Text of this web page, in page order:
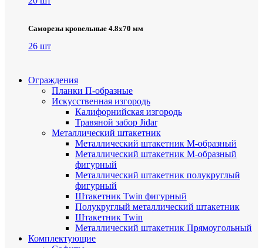
Саморезы кровельные 4.8х70 мм
26 шт
Ограждения
Планки П-образные
Искусственная изгородь
Калифорнийская изгородь
Травяной забор Jidar
Металлический штакетник
Металлический штакетник М-образный
Металлический штакетник М-образный
фигурный
Металлический штакетник полукруглый
фигурный
Штакетник Twin фигурный
Полукруглый металлический штакетник
Штакетник Twin
Металлический штакетник Прямоугольный
Комплектующие